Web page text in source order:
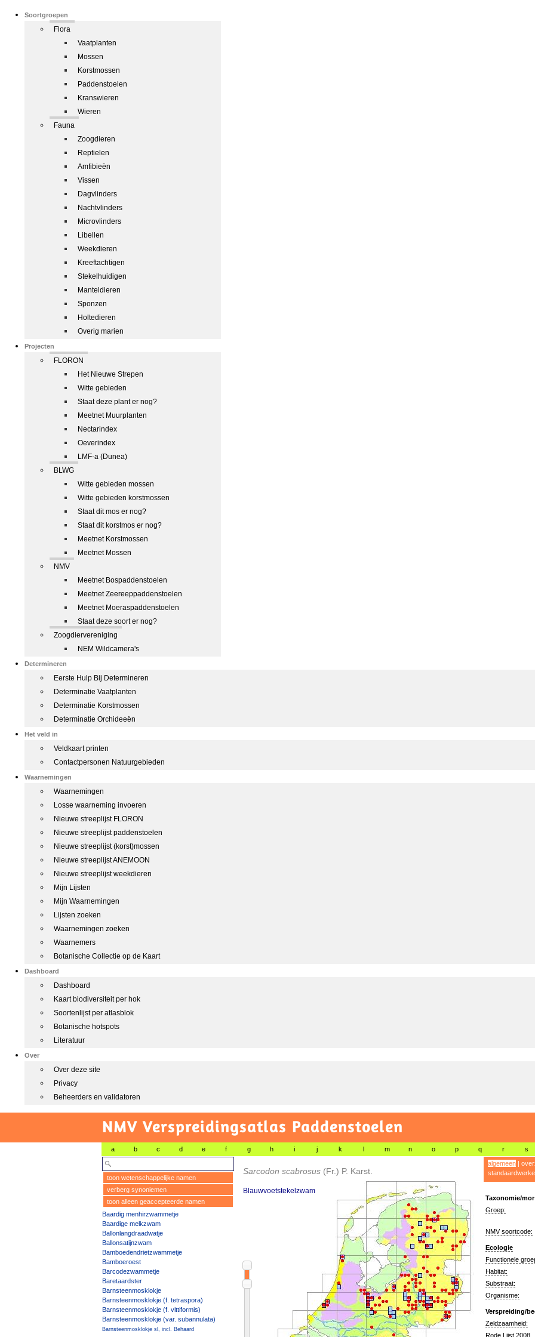
Soortgroepen
Flora
Vaatplanten
Mossen
Korstmossen
Paddenstoelen
Kranswieren
Wieren
Fauna
Zoogdieren
Reptielen
Amfibieën
Vissen
Dagvlinders
Nachtvlinders
Microvlinders
Libellen
Weekdieren
Kreeftachtigen
Stekelhuidigen
Manteldieren
Sponzen
Holtedieren
Overig marien
Projecten
FLORON
Het Nieuwe Strepen
Witte gebieden
Staat deze plant er nog?
Meetnet Muurplanten
Nectarindex
Oeverindex
LMF-a (Dunea)
BLWG
Witte gebieden mossen
Witte gebieden korstmossen
Staat dit mos er nog?
Staat dit korstmos er nog?
Meetnet Korstmossen
Meetnet Mossen
NMV
Meetnet Bospaddenstoelen
Meetnet Zeereeppaddenstoelen
Meetnet Moeraspaddenstoelen
Staat deze soort er nog?
Zoogdiervereniging
NEM Wildcamera's
Determineren
Eerste Hulp Bij Determineren
Determinatie Vaatplanten
Determinatie Korstmossen
Determinatie Orchideeën
Het veld in
Veldkaart printen
Contactpersonen Natuurgebieden
Waarnemingen
Waarnemingen
Losse waarneming invoeren
Nieuwe streeplijst FLORON
Nieuwe streeplijst paddenstoelen
Nieuwe streeplijst (korst)mossen
Nieuwe streeplijst ANEMOON
Nieuwe streeplijst weekdieren
Mijn Lijsten
Mijn Waarnemingen
Lijsten zoeken
Waarnemingen zoeken
Waarnemers
Botanische Collectie op de Kaart
Dashboard
Dashboard
Kaart biodiversiteit per hok
Soortenlijst per atlasblok
Botanische hotspots
Literatuur
Over
Over deze site
Privacy
Beheerders en validatoren
NMV Verspreidingsatlas Paddenstoelen
a b c d e f g h i j k l m n o p q r s
toon wetenschappelijke namen
verberg synoniemen
toon alleen geaccepteerde namen
Baardig menhirzwammetje
Baardige melkzwam
Ballonlangdraadwatje
Ballonsatijnzwam
Bamboedendrietzwammetje
Bamboeroest
Barcodezwammetje
Baretaardster
Barnsteenmosklokje
Barnsteenmosklokje (f. tetraspora)
Barnsteenmosklokje (f. vittiformis)
Barnsteenmosklokje (var. subannulata)
Barnsteenmosklokje sl, incl. Behaard
Sarcodon scabrosus (Fr.) P. Karst.
Blauwvoetstekelzwam
algemeen|
Taxonomie/
Groep:
NMV soortcode:
Ecologie
Functionele
Habitat:
Substraat:
Organisme:
Verspreiding/
Zeldzaamheid:
Rode Lijst 2008